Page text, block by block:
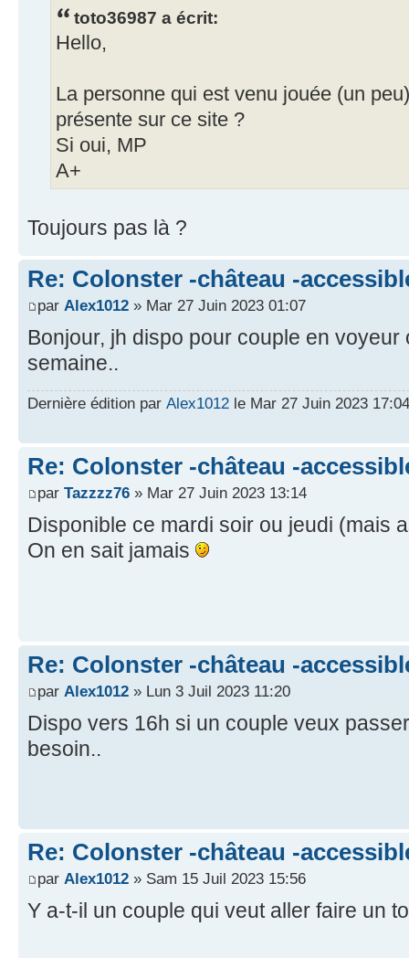
toto36987 a écrit:
Hello,
La personne qui est venu jouée (un
présente sur ce site ?
Si oui, MP
A+
Toujours pas là ?
Re: Colonster -château -
par Alex1012 » Mar 27 Juin 2023 01:07
Bonjour, jh dispo pour couple en
semaine..
Dernière édition par Alex1012 le Mar 27 Juin 2023
Re: Colonster -château -
par Tazzzz76 » Mar 27 Juin 2023 13:14
Disponible ce mardi soir ou jeudi (mais
On en sait jamais
Re: Colonster -château -
par Alex1012 » Lun 3 Juil 2023 11:20
Dispo vers 16h si un couple veux
besoin..
Re: Colonster -château -
par Alex1012 » Sam 15 Juil 2023 15:56
Y a-t-il un couple qui veut aller faire un